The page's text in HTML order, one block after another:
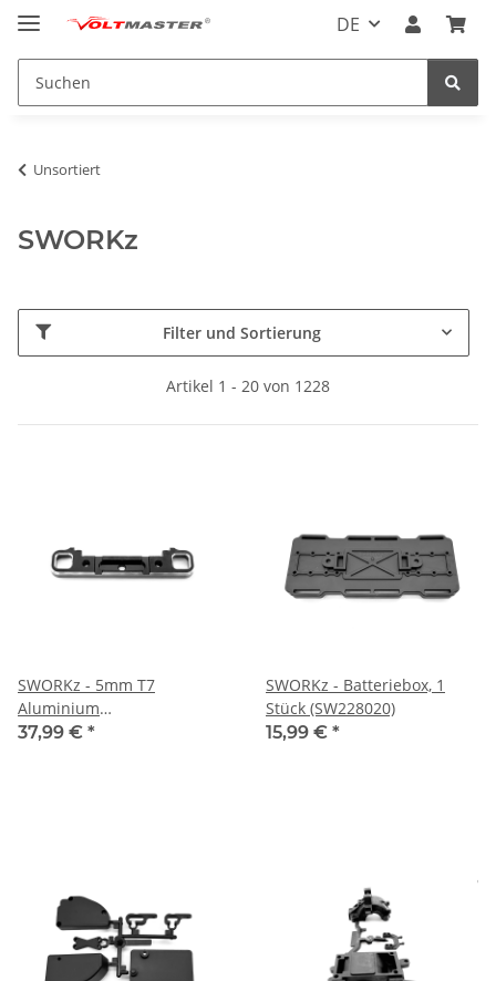
DE
Unsortiert
SWORKz
Filter und Sortierung
Artikel 1 - 20 von 1228
SWORKz - 5mm T7
Aluminium
Querlenkerhalterung vorne
37,99 € *
SWORKz - Batteriebox, 1
Stück (SW228020)
15,99 € *